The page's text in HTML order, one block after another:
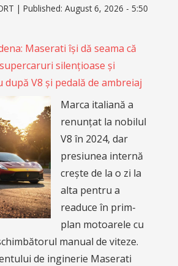
| Published: August 6, 2026 - 5:50
Maserati își dă seama că
silențioase și
V8 și pedală de ambreiaj
Marca italiană a
renunțat la nobilul
V8 în 2024, dar
presiunea internă
crește de la o zi la
alta pentru a
readuce în prim-
plan motoarele cu
manual de viteze.
de inginerie Maserati